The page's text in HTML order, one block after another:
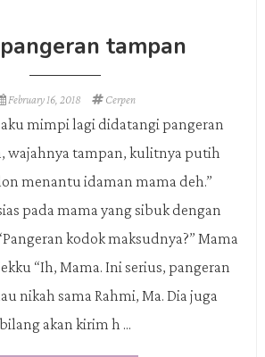
tampan
February 16, 2018 Cerpen
aku mimpi lagi didatangi pangeran
wajahnya tampan, kulitnya putih
menantu idaman mama deh.”
pada mama yang sibuk dengan
kodok maksudnya?” Mama
“Ih, Mama. Ini serius, pangeran
nikah sama Rahmi, Ma. Dia juga
bilang akan kirim h ...